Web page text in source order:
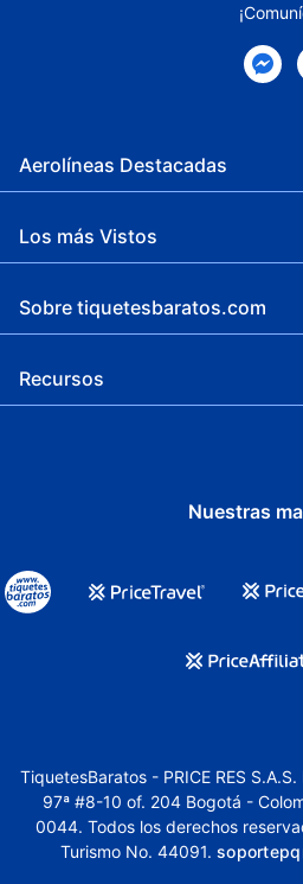
Aerolíneas Destacadas
Los más Vistos
Sobre tiquetesbaratos.com
Recursos
Nuestras
TiquetesBaratos - PRICE RES
97ª #8-10 of. 204 Bogotá -
0044. Todos los derechos
Turismo No. 44091.